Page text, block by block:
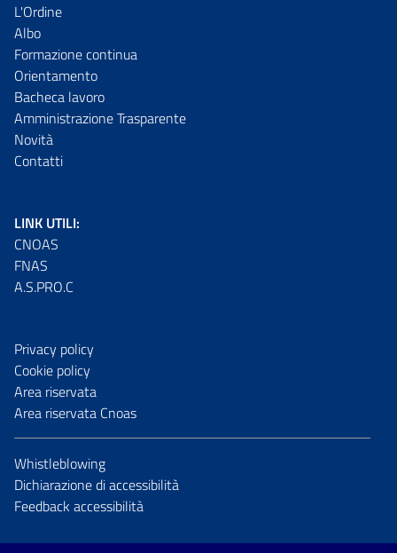
L'Ordine
Albo
Formazione continua
Orientamento
Bacheca lavoro
Amministrazione Trasparente
Novità
Contatti
LINK UTILI:
CNOAS
FNAS
A.S.PRO.C
Privacy policy
Cookie policy
Area riservata
Area riservata Cnoas
Whistleblowing
Dichiarazione di accessibilità
Feedback accessibilità